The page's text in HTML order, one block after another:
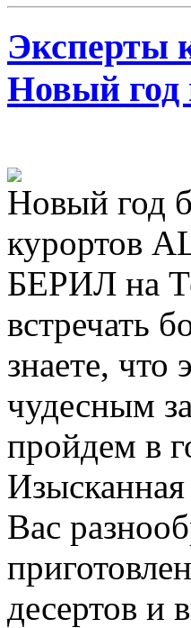
Эксперты
Новый год
Новый год
курортов
БЕРИЛ на
встречать
знаете, что
чудесным
пройдем в
Вас
десертов и